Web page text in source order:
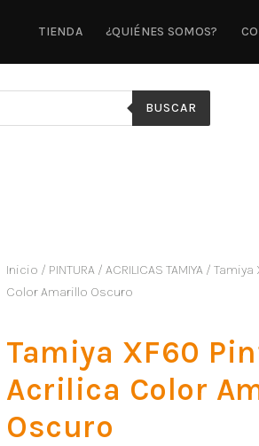
TIENDA ¿QUIÉNES SOMOS?
BUSCAR
Inicio / PINTURA / ACRILICAS TAMIYA / Tamiya
Color Amarillo Oscuro
Tamiya XF60
Acrilica Color
Oscuro